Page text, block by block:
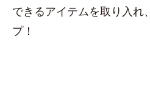
できるアイテムを取り入れ
プ！